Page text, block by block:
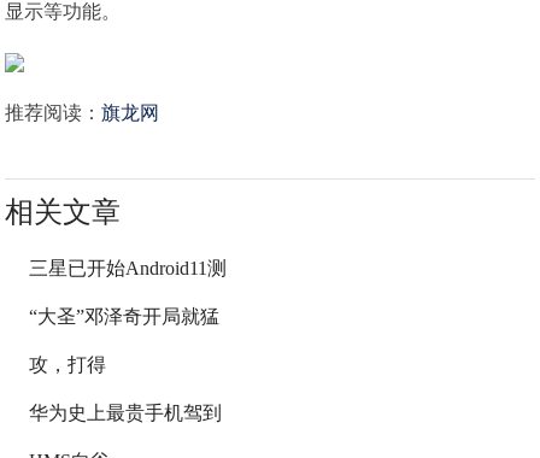
显示等功能。
推荐阅读：旗龙网
相关文章
三星已开始Android11测
“大圣”邓泽奇开局就猛
攻，打得
华为史上最贵手机驾到